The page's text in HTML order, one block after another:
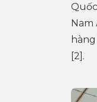
Nam
[2].